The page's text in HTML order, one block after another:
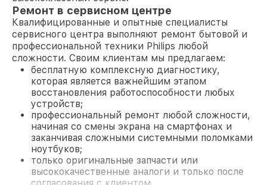
Ремонт в сервисном центре
Квалифицированные и опытные специалисты
сервисного центра выполняют ремонт бытовой и
профессиональной техники Philips любой
сложности. Своим клиентам мы предлагаем:
бесплатную комплексную диагностику,
которая является важнейшим этапом
восстановления работоспособности любых
устройств;
профессиональный ремонт любой сложности,
начиная со смены экрана на смартфонах и
заканчивая сложными системными поломками
ноутбуков;
только оригинальные запчасти или
высококачественные аналоги и только после